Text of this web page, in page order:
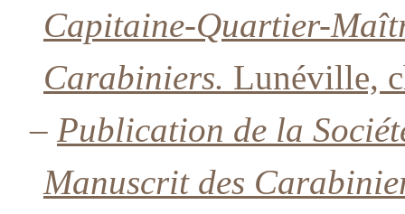
Capitaine-Quartier-
Carabiniers. Lunéville,
– Publication de la
Manuscrit des